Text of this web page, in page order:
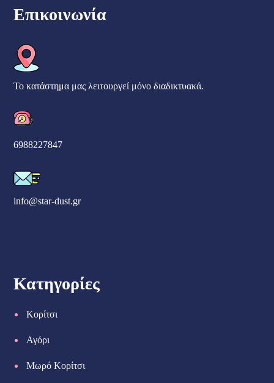
Επικοινωνία
Το κατάστημα μας λειτουργεί μόνο διαδικτυακά.
6988227847
info@star-dust.gr
Κατηγορίες
Κορίτσι
Αγόρι
Μωρό Κορίτσι